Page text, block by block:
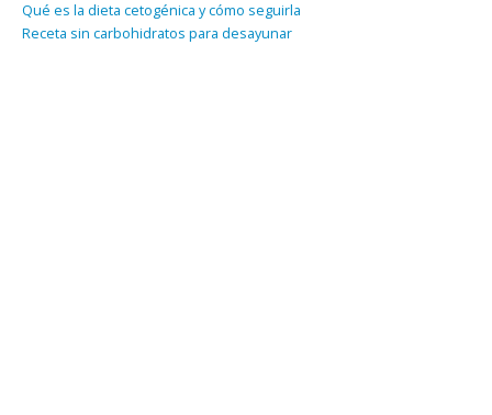
Qué es la dieta cetogénica y cómo seguirla
Receta sin carbohidratos para desayunar